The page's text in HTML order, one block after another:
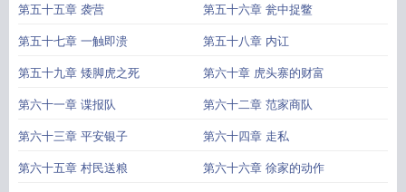
第五十五章 袭营 第五十六章 瓮中捉鳖
第五十七章 一触即溃 第五十八章 内讧
第五十九章 矮脚虎之死 第六十章 虎头寨的财富
第六十一章 谍报队 第六十二章 范家商队
第六十三章 平安银子 第六十四章 走私
第六十五章 村民送粮 第六十六章 徐家的动作